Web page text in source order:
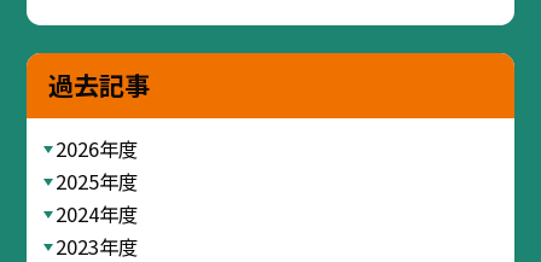
過去記事
2026年度
2025年度
2024年度
2023年度